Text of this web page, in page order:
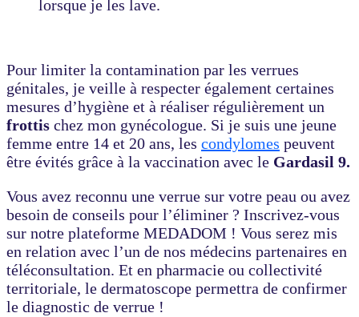
lorsque je les lave.
Pour limiter la contamination par les verrues
génitales, je veille à respecter également certaines
mesures d’hygiène et à réaliser régulièrement un
frottis chez mon gynécologue. Si je suis une jeune
femme entre 14 et 20 ans, les condylomes peuvent
être évités grâce à la vaccination avec le Gardasil 9.
Vous avez reconnu une verrue sur votre peau ou avez
besoin de conseils pour l’éliminer ? Inscrivez-vous
sur notre plateforme MEDADOM ! Vous serez mis
en relation avec l’un de nos médecins partenaires en
téléconsultation. Et en pharmacie ou collectivité
territoriale, le dermatoscope permettra de confirmer
le diagnostic de verrue !